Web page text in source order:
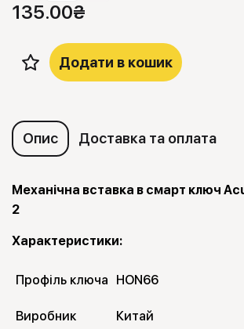
135.00₴
Додати в кошик
Опис Доставка та оплата
Механічна вставка в смарт ключ
2
Характеристики:
Профіль ключа HON66
Виробник Китай